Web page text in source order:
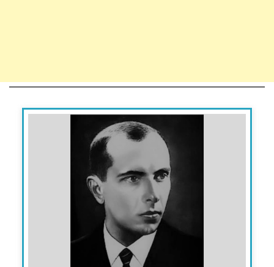
Степан Бандера - український
політичний діяч, один із ідеологів
українського націоналістичного руху
пер. пол. XX ст., співзасновник ОУН